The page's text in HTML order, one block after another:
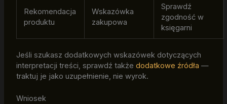
Rekomendacja
produktu
Wskazówka
zakupowa
Sprawdź
zgodność w
księgarni
Jeśli szukasz dodatkowych wskazówek dotyczących
interpretacji treści, sprawdź także dodatkowe źródła —
traktuj je jako uzupełnienie, nie wyrok.
Wniosek